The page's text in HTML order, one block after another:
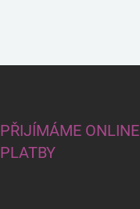
PŘIJÍMÁME ONLINE
PLATBY